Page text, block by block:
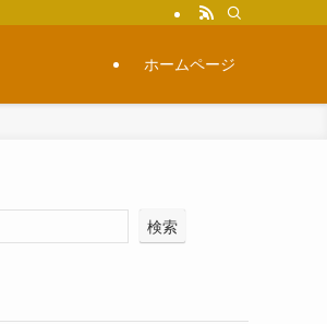
ホームページ
検索